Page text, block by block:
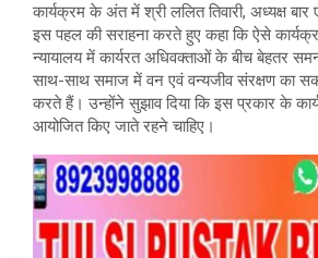
कार्यक्रम के अंत में श्री ललित तिवारी, अध्यक्ष
इस पहल की सराहना करते हुए कहा कि ऐसे
न्यायालय में कार्यरत अधिवक्ताओं के बीच बेहतर
साथ-साथ समाज में वन एवं वन्यजीव संरक्षण का
करते हैं। उन्होंने सुझाव दिया कि इस प्रकार के
आयोजित किए जाते रहने चाहिए।